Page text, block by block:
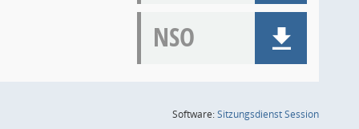
NSO
Software:SitzungsdienstSession(Wird in